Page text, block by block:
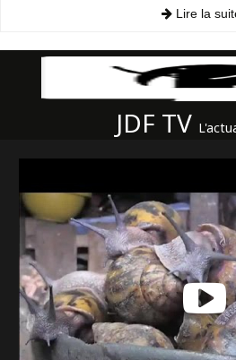
Lire la
JDF TV